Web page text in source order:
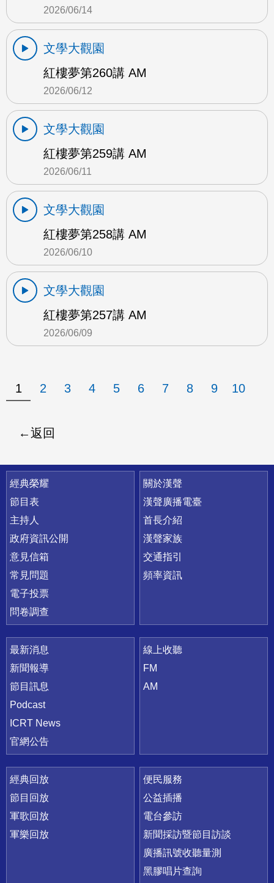
2026/06/14
文學大觀園
紅樓夢第260講 AM
2026/06/12
文學大觀園
紅樓夢第259講 AM
2026/06/11
文學大觀園
紅樓夢第258講 AM
2026/06/10
文學大觀園
紅樓夢第257講 AM
2026/06/09
1 2 3 4 5 6 7 8 9 10
返回
快速連結
經典榮耀
節目表
主持人
政府資訊公開
意見信箱
常見問題
電子投票
問卷調查
關於漢聲
漢聲廣播電臺
首長介紹
漢聲家族
交通指引
頻率資訊
最新消息
新聞報導
節目訊息
Podcast
ICRT News
官網公告
線上收聽
FM
AM
經典回放
節目回放
軍歌回放
軍樂回放
便民服務
公益插播
電台參訪
新聞採訪暨節目訪談
廣播訊號收聽量測
黑膠唱片查詢